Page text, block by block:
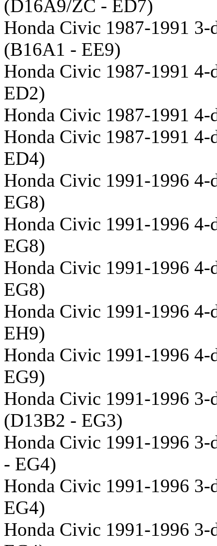
(D16A9/ZC - ED7)
Honda Civic 1987-1991
(B16A1 - EE9)
Honda Civic 1987-1991
ED2)
Honda Civic 1987-1991
Honda Civic 1987-1991
ED4)
Honda Civic 1991-1996
EG8)
Honda Civic 1991-1996
EG8)
Honda Civic 1991-1996
EG8)
Honda Civic 1991-1996 4-
EH9)
Honda Civic 1991-1996
EG9)
Honda Civic 1991-1996
(D13B2 - EG3)
Honda Civic 1991-1996
- EG4)
Honda Civic 1991-1996
EG4)
Honda Civic 1991-1996